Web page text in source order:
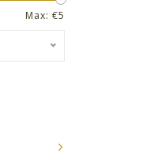
Max: €5